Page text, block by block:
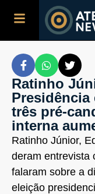
Ratinho
Presidência
três pré-
interna
Ratinho Júnior,
deram entrevista
falaram sobre a
eleição